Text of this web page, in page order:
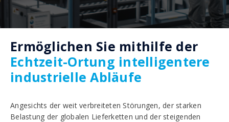
Ermöglichen Sie mithilfe der
Echtzeit-Ortung intelligentere
industrielle Abläufe
Angesichts der weit verbreiteten Störungen, der starken
Belastung der globalen Lieferketten und der steigenden